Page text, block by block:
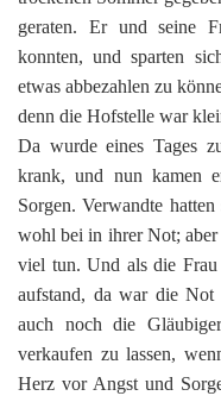
geraten. Er und seine
konnten, und sparten
etwas abbezahlen zu
denn die Hofstelle war
Da wurde eines Tages
krank, und nun kamen
Sorgen. Verwandte
wohl bei in ihrer Not; aber
viel tun. Und als die Frau
aufstand, da war die Not
auch noch die
verkaufen zu lassen,
Herz vor Angst und